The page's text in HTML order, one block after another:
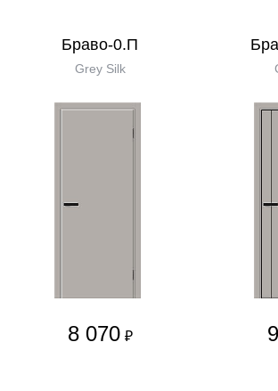
Браво-0.П
Grey Silk
8 070 ₽